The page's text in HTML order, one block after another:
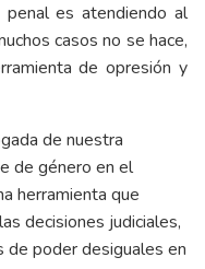
es atendiendo al
casos no se hace,
de opresión y
de nuestra
de género en el
herramienta que
decisiones judiciales,
de poder desiguales en